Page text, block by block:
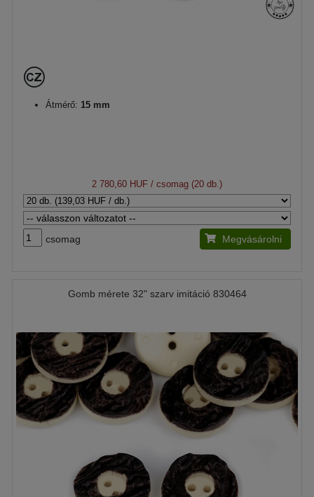
Átmérő: 15 mm
2 780,60 HUF / csomag (20 db.)
csomag Megvásárolni
Gomb mérete 32" szarv imitáció 830464